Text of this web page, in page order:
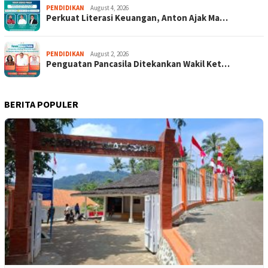
PENDIDIKAN August 4, 2026
Perkuat Literasi Keuangan, Anton Ajak Ma…
PENDIDIKAN August 2, 2026
Penguatan Pancasila Ditekankan Wakil Ket…
BERITA POPULER